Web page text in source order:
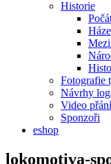
Historie
Fotografie
Návrhy
Video
Sponzoři
eshop
lokomotiva-